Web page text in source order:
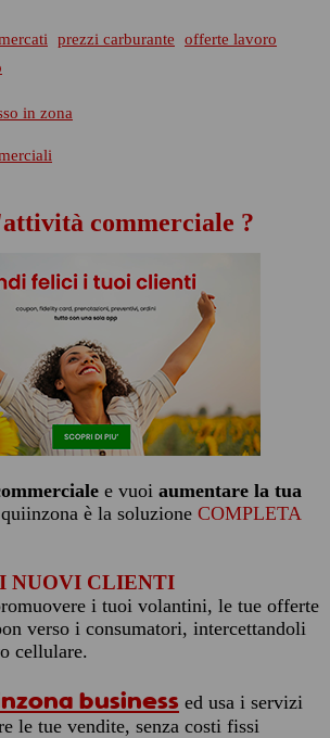
prezzi carburante
offerte lavoro
in zona
commerciale ?
e vuoi aumentare la tua
è la soluzione COMPLETA
NUOVI CLIENTI
i tuoi volantini, le tue offerte
verso i consumatori, intercettandoli
cellulare.
business ed usa i servizi
le tue vendite, senza costi fissi